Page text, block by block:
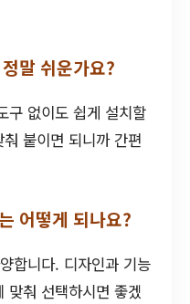
말 쉬운가요?
구 없이도 쉽게 설치할
붙이면 되니까 간편
어떻게 되나요?
합니다. 디자인과 기능
맞춰 선택하시면 좋겠